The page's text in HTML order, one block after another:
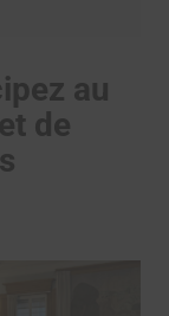
au
de